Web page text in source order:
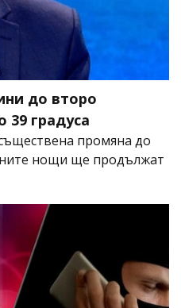
до второ
39 градуса
промяна до
нощи ще продължат